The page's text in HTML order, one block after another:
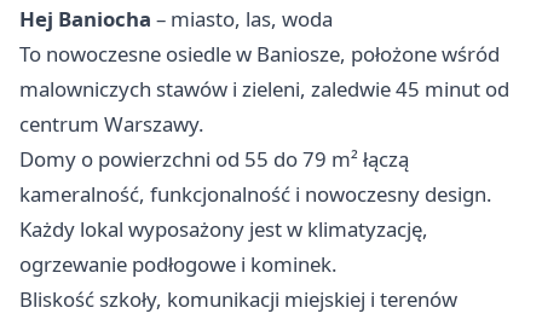
Hej Baniocha – miasto, las, woda
To nowoczesne osiedle w Baniosze, położone wśród
malowniczych stawów i zieleni, zaledwie 45 minut od
centrum Warszawy.
Domy o powierzchni od 55 do 79 m² łączą
kameralność, funkcjonalność i nowoczesny design.
Każdy lokal wyposażony jest w klimatyzację,
ogrzewanie podłogowe i kominek.
Bliskość szkoły, komunikacji miejskiej i terenów